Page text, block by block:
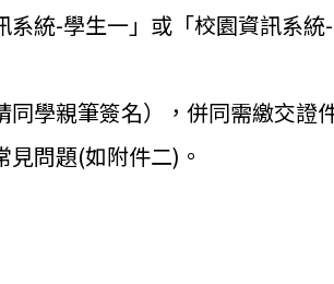
系統-學生一」或「校園資訊系
同學親筆簽名）， 併同需繳交證
見問題(如附件二)。